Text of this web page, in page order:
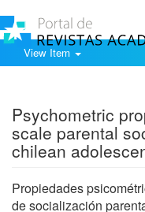
View Item
Psychometric
scale parental
chilean
Propiedades
de socialización